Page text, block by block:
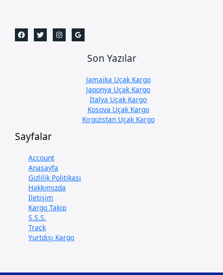
Son Yazılar
Jamaika Uçak Kargo
Japonya Uçak Kargo
İtalya Uçak Kargo
Kosova Uçak Kargo
Kırgızistan Uçak Kargo
Sayfalar
Account
Anasayfa
Gizlilik Politikası
Hakkımızda
İletişim
Kargo Takip
S.S.S.
Track
Yurtdışı Kargo